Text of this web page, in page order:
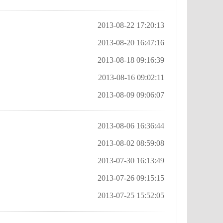
2013-08-22 17:20:13
2013-08-20 16:47:16
2013-08-18 09:16:39
2013-08-16 09:02:11
2013-08-09 09:06:07
2013-08-06 16:36:44
2013-08-02 08:59:08
2013-07-30 16:13:49
2013-07-26 09:15:15
2013-07-25 15:52:05